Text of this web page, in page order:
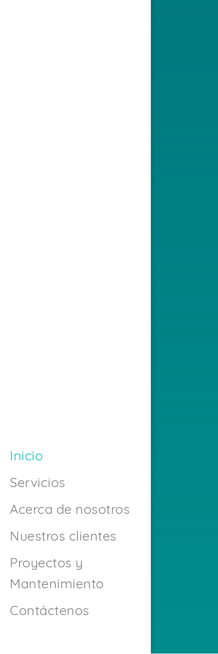
Inicio
Servicios
Acerca de nosotros
Nuestros clientes
Proyectos y
Mantenimiento
Contáctenos